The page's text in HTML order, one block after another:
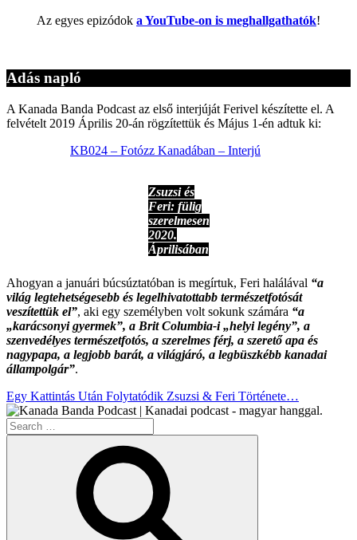
Az egyes epizódok a YouTube-on is meghallgathatók!
Adás napló
A Kanada Banda Podcast az első interjúját Ferivel készítette el. A
felvételt 2019 Április 20-án rögzítettük és Május 1-én adtuk ki:
KB024 – Fotózz Kanadában – Interjú
Zsuzsi és
Feri: fülig
szerelmesen
2020.
Áprilisában
Ahogyan a januári búcsúztatóban is megírtuk, Feri halálával “a
világ legtehetségesebb és legelhivatottabb természetfotósát
veszítettük el”, aki egy személyben volt sokunk számára “a
„karácsonyi gyermek”, a Brit Columbia-i „helyi legény”, a
szenvedélyes természetfotós, a szerelmes férj, a szerető apa és
nagypapa, a legjobb barát, a világjáró, a legbüszkébb kanadai
állampolgár”.
Egy Kattintás Után Folytatódik Zsuzsi & Feri Története…
Search
for: